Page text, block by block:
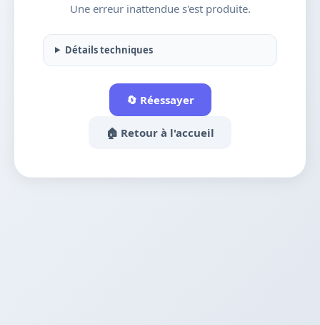
Une erreur inattendue s'est produite.
Détails techniques
🔄 Réessayer
🏠 Retour à l'accueil